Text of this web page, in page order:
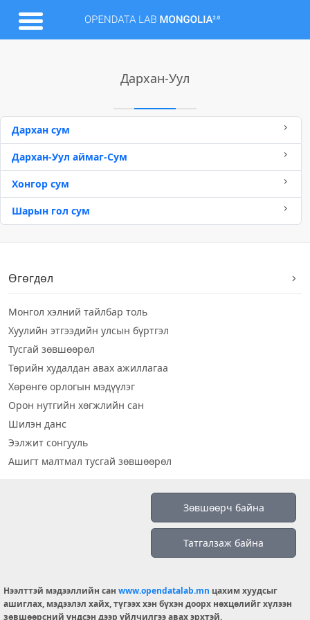
Дархан-Уул
Дархан сум
Дархан-Уул аймаг-Сум
Хонгор сум
Шарын гол сум
Өгөгдөл
Монгол хэлний тайлбар толь
Хуулийн этгээдийн улсын бүртгэл
Тусгай зөвшөөрөл
Төрийн худалдан авах ажиллагаа
Хөрөнгө орлогын мэдүүлэг
Орон нутгийн хөгжлийн сан
Шилэн данс
Ээлжит сонгууль
Ашигт малтмал тусгай зөвшөөрөл
info@opendatalab.mn
© 2026 OPENDATA LAB MONGOLIA.
Зөвшөөрч байна
Татгалзаж байна
Нээлттэй мэдээллийн сан www.opendatalab.mn цахим хуудсыг
ашиглах, мэдээлэл хайх, түгээх хэн бүхэн доорх нөхцөлийг хүлээн
зөвшөөрсний үндсэн дээр үйлчилгээ авах эрхтэй.